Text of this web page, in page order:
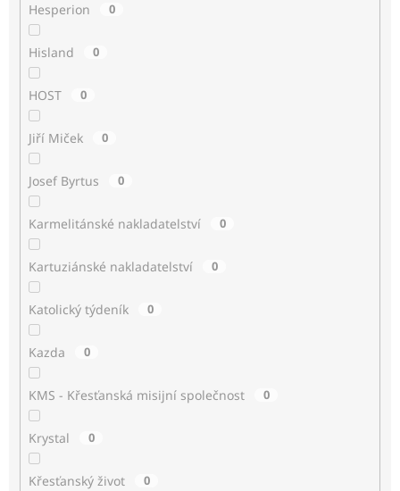
Hesperion 0
Hisland 0
HOST 0
Jiří Miček 0
Josef Byrtus 0
Karmelitánské nakladatelství 0
Kartuziánské nakladatelství 0
Katolický týdeník 0
Kazda 0
KMS - Křesťanská misijní společnost 0
Krystal 0
Křesťanský život 0